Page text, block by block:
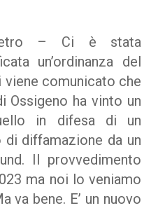
– Ci è stata
un’ordinanza del
viene comunicato che
Ossigeno ha vinto un
in difesa di un
diffamazione da un
Il provvedimento
ma noi lo veniamo
va bene. E’ un nuovo